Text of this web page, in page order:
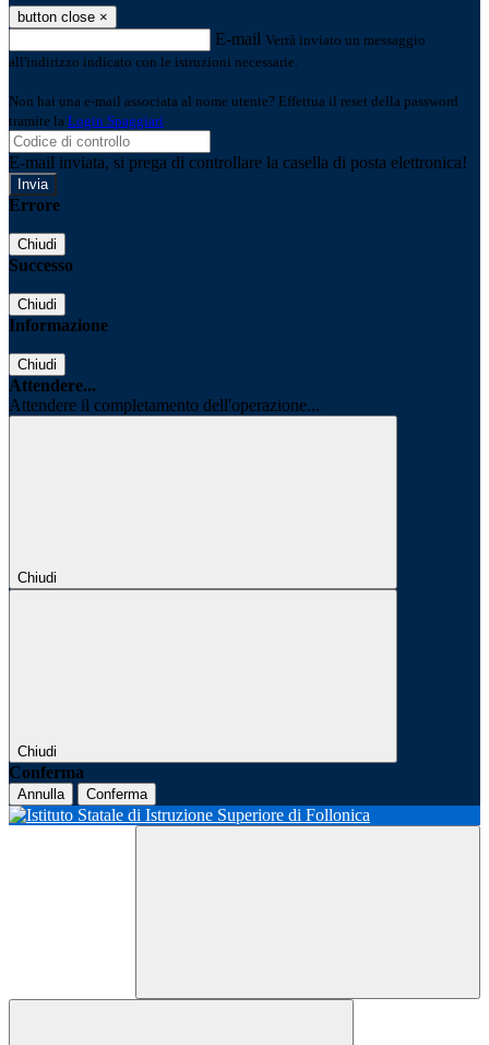
button close ×
E-mail Verrà inviato un messaggio
all'indirizzo indicato con le istruzioni necessarie.
Non hai una e-mail associata al nome utente? Effettua il reset della password
tramite la Login Spaggiari
E-mail inviata, si prega di controllare la casella di posta elettronica!
Errore
Chiudi
Successo
Chiudi
Informazione
Chiudi
Attendere...
Attendere il completamento dell'operazione...
Chiudi
Chiudi
Conferma
Annulla Conferma